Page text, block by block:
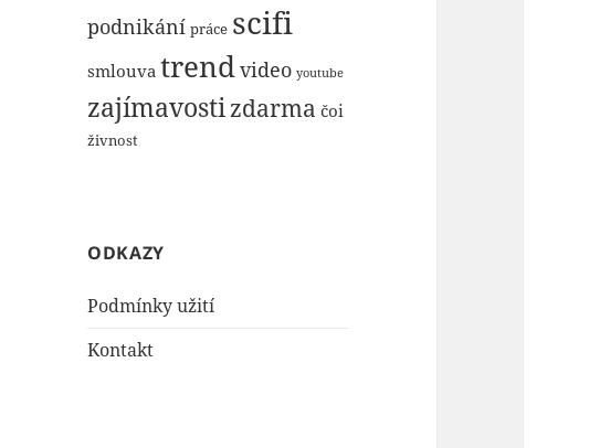
podnikání práce scifi
smlouva trendvideo youtube
zajímavostizdarma čoi
živnost
ODKAZY
Podmínky užití
Kontakt